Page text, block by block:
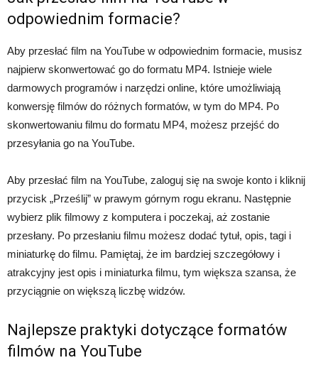
odpowiednim formacie?
Aby przesłać film na YouTube w odpowiednim formacie, musisz
najpierw skonwertować go do formatu MP4. Istnieje wiele
darmowych programów i narzędzi online, które umożliwiają
konwersję filmów do różnych formatów, w tym do MP4. Po
skonwertowaniu filmu do formatu MP4, możesz przejść do
przesyłania go na YouTube.
Aby przesłać film na YouTube, zaloguj się na swoje konto i kliknij
przycisk „Prześlij” w prawym górnym rogu ekranu. Następnie
wybierz plik filmowy z komputera i poczekaj, aż zostanie
przesłany. Po przesłaniu filmu możesz dodać tytuł, opis, tagi i
miniaturkę do filmu. Pamiętaj, że im bardziej szczegółowy i
atrakcyjny jest opis i miniaturka filmu, tym większa szansa, że
przyciągnie on większą liczbę widzów.
Najlepsze praktyki dotyczące formatów
filmów na YouTube